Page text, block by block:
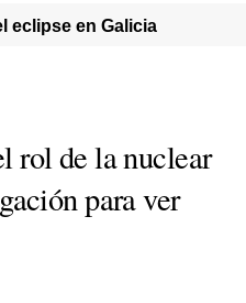
eclipse en Galicia
rol de la nuclear
para ver